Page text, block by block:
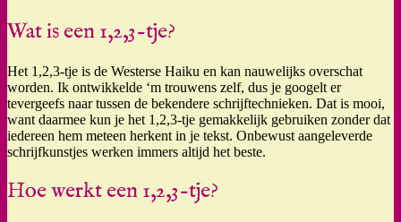
Wat is een 1,2,3-tje?
Het 1,2,3-tje is de Westerse Haiku en kan nauwelijks overschat
worden. Ik ontwikkelde ‘m trouwens zelf, dus je googelt er
tevergeefs naar tussen de bekendere schrijftechnieken. Dat is mooi,
want daarmee kun je het 1,2,3-tje gemakkelijk gebruiken zonder dat
iedereen hem meteen herkent in je tekst. Onbewust aangeleverde
schrijfkunstjes werken immers altijd het beste.
Hoe werkt een 1,2,3-tje?